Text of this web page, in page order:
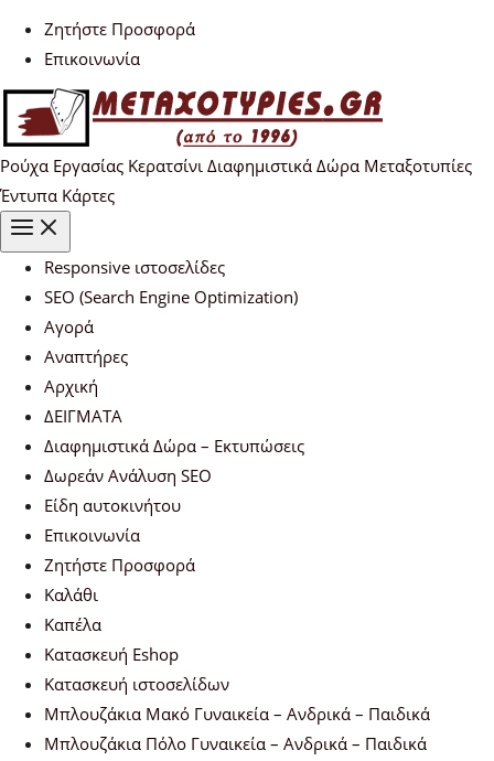
Ζητήστε Προσφορά
Επικοινωνία
Ρούχα Εργασίας Κερατσίνι Διαφημιστικά Δώρα Μεταξοτυπίες
Έντυπα Κάρτες
Responsive ιστοσελίδες
SEO (Search Engine Optimization)
Αγορά
Αναπτήρες
Αρχική
ΔΕΙΓΜΑΤΑ
Διαφημιστικά Δώρα – Εκτυπώσεις
Δωρεάν Ανάλυση SEO
Είδη αυτοκινήτου
Επικοινωνία
Ζητήστε Προσφορά
Καλάθι
Καπέλα
Κατασκευή Eshop
Κατασκευή ιστοσελίδων
Μπλουζάκια Μακό Γυναικεία – Ανδρικά – Παιδικά
Μπλουζάκια Πόλο Γυναικεία – Ανδρικά – Παιδικά